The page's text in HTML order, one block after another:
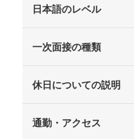
日本語のレベル
一次面接の種類
休日についての説明
通勤・アクセス